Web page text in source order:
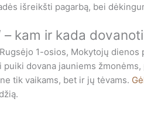
išreikšti pagarbą, bei
– kam ir kada
1-osios, Mokytojų
dovana jauniems
tik vaikams, bet ir jų tėvams.